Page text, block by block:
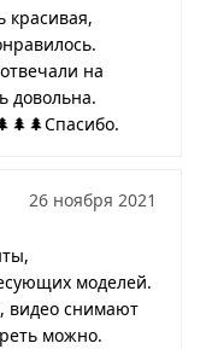
красивая,
на
довольна.
26 ноября 2021
моделей.
видео снимают
можно.